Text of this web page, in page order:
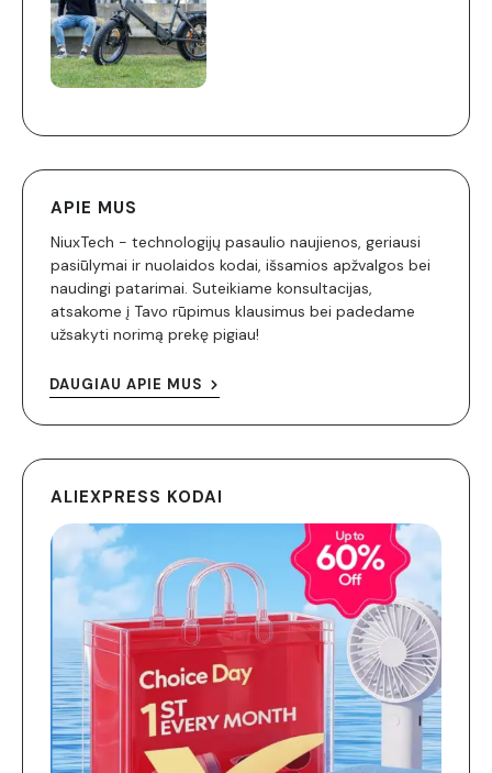
APIE MUS
NiuxTech - technologijų pasaulio naujienos, geriausi
pasiūlymai ir nuolaidos kodai, išsamios apžvalgos bei
naudingi patarimai. Suteikiame konsultacijas,
atsakome į Tavo rūpimus klausimus bei padedame
užsakyti norimą prekę pigiau!
DAUGIAU APIE MUS
ALIEXPRESS KODAI